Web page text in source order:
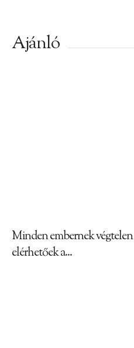
Ajánló
Minden embernek
elérhetőek a...